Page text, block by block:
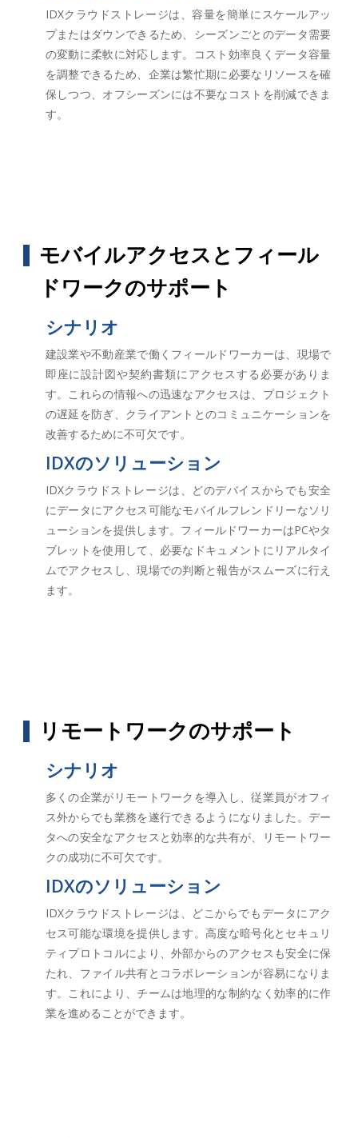
IDXクラウドストレージは、容量を簡単にスケールアッ
プまたはダウンできるため、シーズンごとのデータ需要
の変動に柔軟に対応します。コスト効率良くデータ容量
を調整できるため、企業は繁忙期に必要なリソースを確
保しつつ、オフシーズンには不要なコストを削減できま
す。
モバイルアクセスとフィール
ドワークのサポート
シナリオ
建設業や不動産業で働くフィールドワーカーは、現場で
即座に設計図や契約書類にアクセスする必要がありま
す。これらの情報への迅速なアクセスは、プロジェクト
の遅延を防ぎ、クライアントとのコミュニケーションを
改善するために不可欠です。
IDXのソリューション
IDXクラウドストレージは、どのデバイスからでも安全
にデータにアクセス可能なモバイルフレンドリーなソリ
ューションを提供します。フィールドワーカーはPCやタ
ブレットを使用して、必要なドキュメントにリアルタイ
ムでアクセスし、現場での判断と報告がスムーズに行え
ます。
リモートワークのサポート
シナリオ
多くの企業がリモートワークを導入し、従業員がオフィ
ス外からでも業務を遂行できるようになりました。デー
タへの安全なアクセスと効率的な共有が、リモートワー
クの成功に不可欠です。
IDXのソリューション
IDXクラウドストレージは、どこからでもデータにアク
セス可能な環境を提供します。高度な暗号化とセキュリ
ティプロトコルにより、外部からのアクセスも安全に保
たれ、ファイル共有とコラボレーションが容易になりま
す。これにより、チームは地理的な制約なく効率的に作
業を進めることができます。